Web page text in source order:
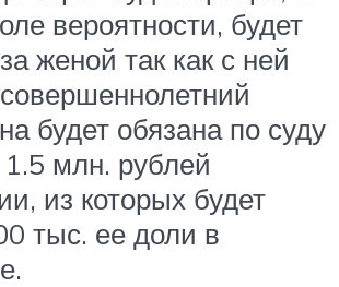
вероятности, будет
женой так как с ней
будет обязана по суду
млн. рублей
из которых будет
тыс. ее доли в